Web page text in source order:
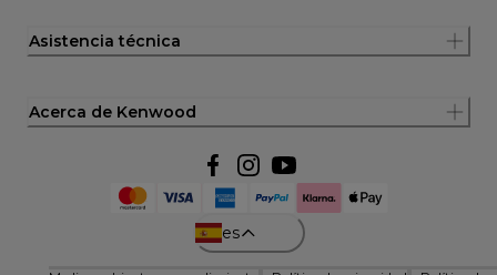
Asistencia técnica
Acerca de Kenwood
es